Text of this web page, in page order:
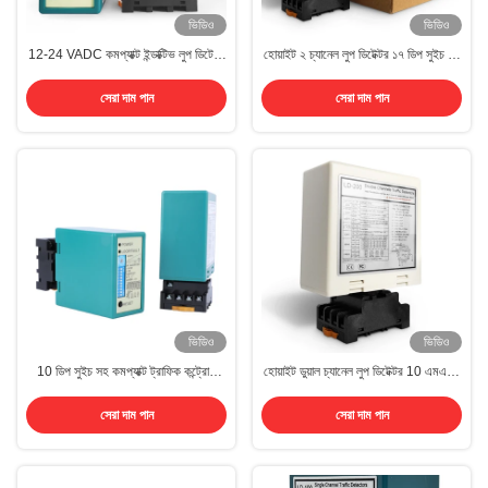
ভিডিও
12-24 VADC কমপ্যাক্ট ইন্ডাক্টিভ লুপ ডিটেক্টর
জন্য
সেরা দাম পান
ভিডিও
হোয়াইট ২ চ্যানেল লুপ ডিটেক্টর ১৭ ডিপ সুইচ সহ
সেরা দাম পান
ভিডিও
10 ডিপ সুইচ সহ কমপ্যাক্ট ট্রাফিক কন্ট্রোল
সেরা দাম পান
ভিডিও
হোয়াইট ডুয়াল চ্যানেল লুপ ডিটেক্টর 10 এমএস -
সেরা দাম পান